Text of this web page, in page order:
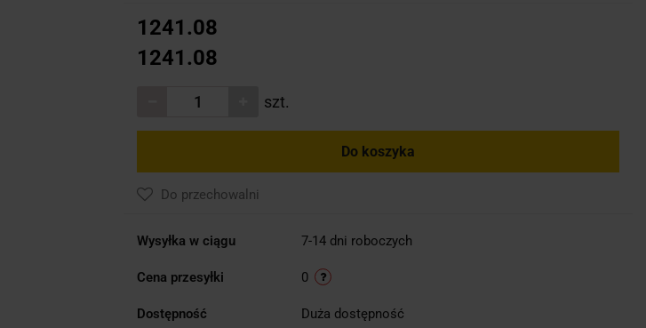
1241.08
1241.08
szt.
Do koszyka
Do przechowalni
Wysyłka w ciągu 7-14 dni roboczych
Cena przesyłki 0
Dostępność Duża dostępność